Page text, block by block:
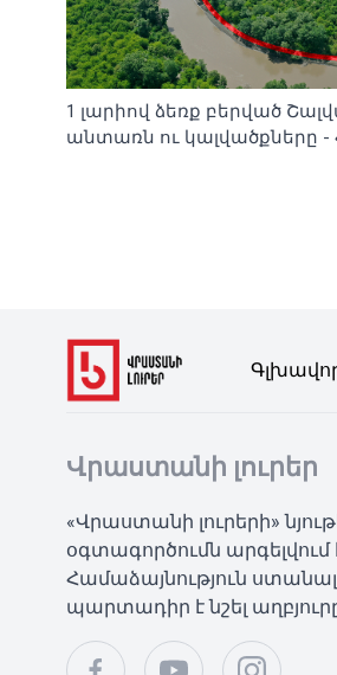
1 լարիով ձեռք բերված
անտառն ու կալվածքները
Վրաստանի լուրեր
«Վրաստանի լուրերի»
օգտագործումն
Համաձայնություն
պարտադիր է նշել